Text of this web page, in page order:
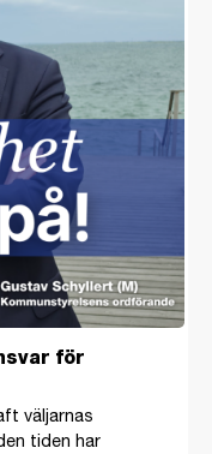
för
väljarnas
tiden har